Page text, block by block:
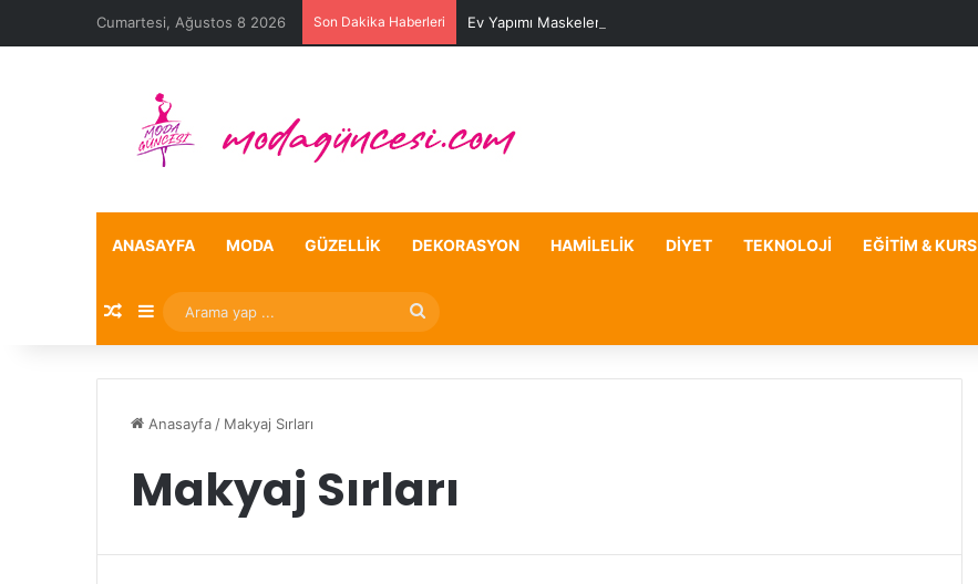
Cumartesi, Ağustos 8 2026 Son Dakika Haberleri Ev Yapımı Maskelerle Leke Sorununa Çözüm Önerileri
ANASAYFA MODA GÜZELLIK DEKORASYON HAMILELIK DIYET TEKNOLOJI EĞITIM & KURS
Rastgele Makale
Kenar Bölmesi
Arama
yap
Anasayfa / Makyaj Sırları
Makyaj Sırları